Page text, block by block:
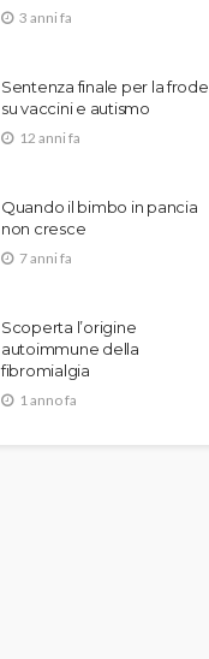
3 anni fa
Sentenza finale per la frode
su vaccini e autismo
12 anni fa
Quando il bimbo in pancia
non cresce
7 anni fa
Scoperta l’origine
autoimmune della
fibromialgia
1 anno fa